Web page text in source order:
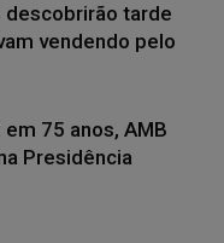
descobrirão tarde
vendendo pelo
75 anos, AMB
Presidência